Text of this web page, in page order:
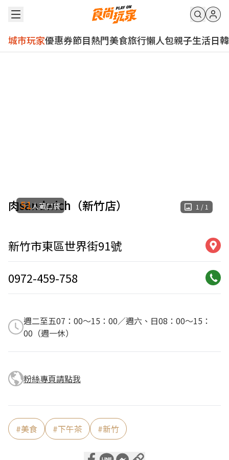
城市玩家優惠券節目熱門美食旅行懶人包親子生活日韓
肉sandwich（新竹店） 1 / 1
51人藏口袋
新竹市東區世界街91號
0972-459-758
週二至五07：00～15：00／週六、日08：00～15：
00（週一休）
粉絲專頁請點我
#美食 #下午茶 #新竹